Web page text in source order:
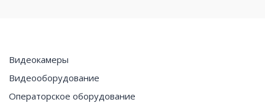
Видеокамеры
Видеооборудование
Операторское оборудование